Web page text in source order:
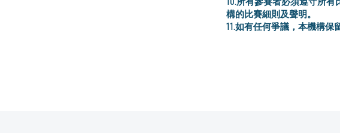
構的比賽細則及聲明。
11.如有任何爭議，本機構保